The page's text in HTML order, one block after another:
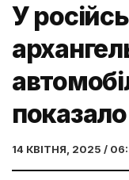
У
14 КВІТНЯ, 2025 /